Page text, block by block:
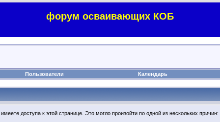
форум осваивающих КОБ
Пользователи Календарь
доступа к этой странице. Это могло произойти по одной из нескольких причин: